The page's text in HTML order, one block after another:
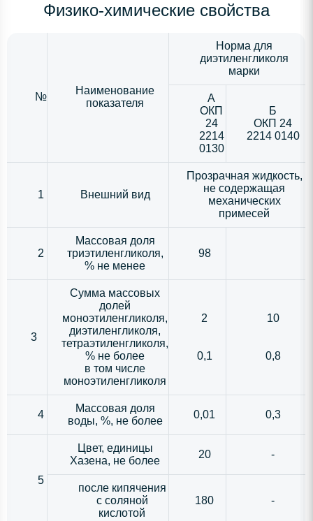
Физико-химические свойства
№
Наименование
показателя
Норма для
диэтиленгликоля
марки
А
ОКП
24
2214
0130
Б
ОКП 24
2214 0140
1 Внешний вид
Прозрачная жидкость,
не содержащая
механических
примесей
2
Массовая доля
триэтиленгликоля,
% не менее
98
3
Сумма массовых
долей
моноэтиленгликоля,
диэтиленгликоля,
тетраэтиленгликоля,
% не более
в том числе
моноэтиленгликоля
2
0,1
10
0,8
4
Массовая доля
воды, %, не более
0,01 0,3
5
Цвет, единицы
Хазена, не более
20 -
после кипячения
с соляной
кислотой
180 -